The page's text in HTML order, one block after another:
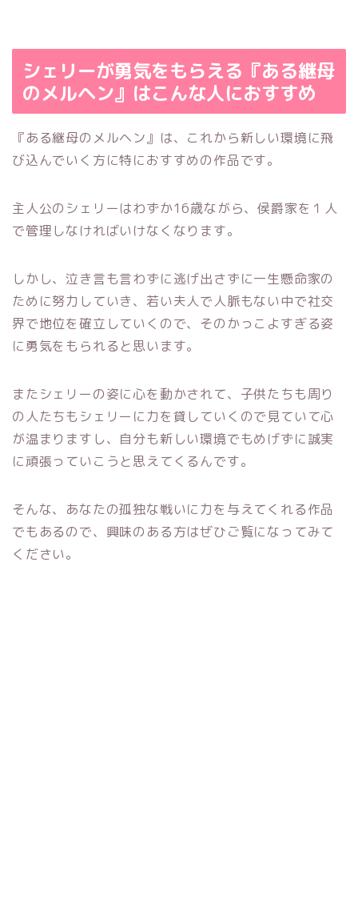
シェリーが勇気をもらえる『ある継母
のメルヘン』はこんな人におすすめ
『ある継母のメルヘン』は、これから新しい環境に飛
び込んでいく方に特におすすめの作品です。
主人公のシェリーはわずか16歳ながら、侯爵家を１人
で管理しなければいけなくなります。
しかし、泣き言も言わずに逃げ出さずに一生懸命家の
ために努力していき、若い夫人で人脈もない中で社交
界で地位を確立していくので、そのかっこよすぎる姿
に勇気をもられると思います。
またシェリーの姿に心を動かされて、子供たちも周り
の人たちもシェリーに力を貸していくので見ていて心
が温まりますし、自分も新しい環境でもめげずに誠実
に頑張っていこうと思えてくるんです。
そんな、あなたの孤独な戦いに力を与えてくれる作品
でもあるので、興味のある方はぜひご覧になってみて
ください。